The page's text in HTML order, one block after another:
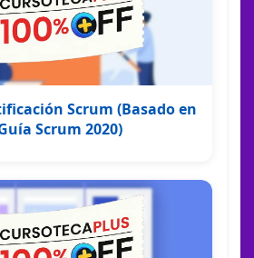
Scrum (Basado en
Scrum 2020)